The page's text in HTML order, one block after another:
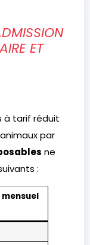
ET
à tarif réduit
par
ne
: